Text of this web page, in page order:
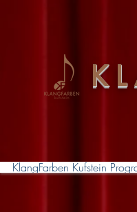
KlangFarben Kufstein